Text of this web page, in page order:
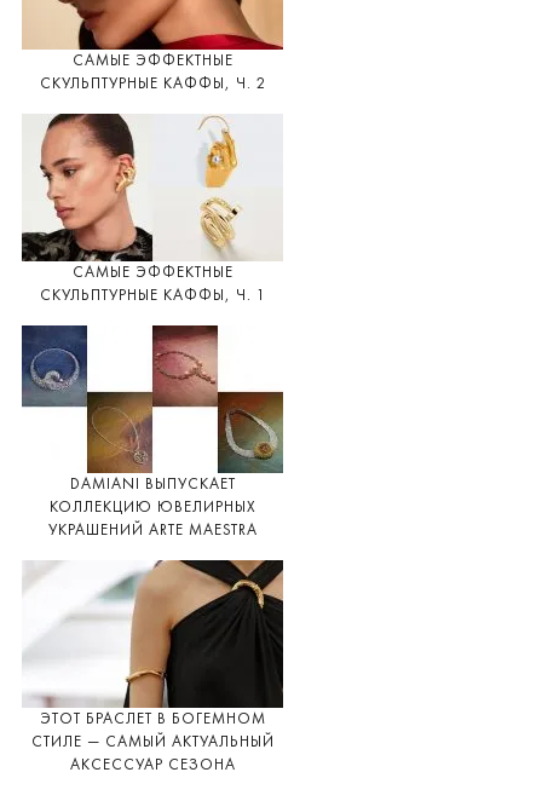
САМЫЕ ЭФФЕКТНЫЕ
СКУЛЬПТУРНЫЕ КАФФЫ, Ч. 2
САМЫЕ ЭФФЕКТНЫЕ
СКУЛЬПТУРНЫЕ КАФФЫ, Ч. 1
DAMIANI ВЫПУСКАЕТ
КОЛЛЕКЦИЮ ЮВЕЛИРНЫХ
УКРАШЕНИЙ ARTE MAESTRA
ЭТОТ БРАСЛЕТ В БОГЕМНОМ
СТИЛЕ — САМЫЙ АКТУАЛЬНЫЙ
АКСЕССУАР СЕЗОНА